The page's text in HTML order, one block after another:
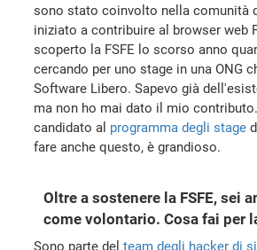
sono stato coinvolto nella comunità
iniziato a contribuire al browser web
scoperto la FSFE lo scorso anno
cercando per uno stage in una ONG
Software Libero. Sapevo già
ma non ho mai dato il mio
candidato al programma degli stage
fare anche questo, è grandioso.
Oltre a sostenere la FSFE, sei
come volontario. Cosa fai per
Sono parte delteam degli hacker di